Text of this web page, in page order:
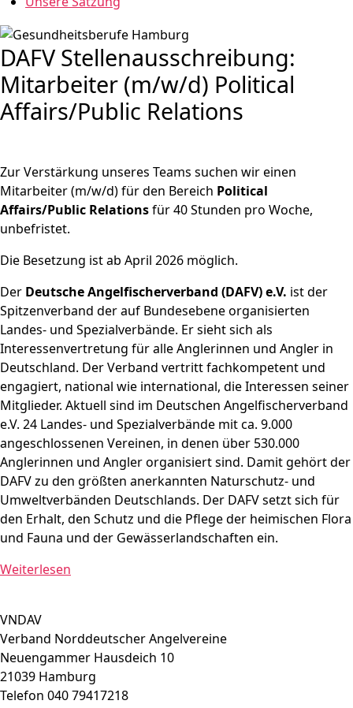
DAFV Stellenausschreibung:
Mitarbeiter (m/w/d) Political
Affairs/Public Relations
Zur Verstärkung unseres Teams suchen wir einen
Mitarbeiter (m/w/d) für den Bereich Political
Affairs/Public Relationsfür 40 Stunden pro Woche,
unbefristet.
Die Besetzung ist ab April 2026 möglich.
Der Deutsche Angelfischerverband (DAFV) e.V. ist der
Spitzenverband der auf Bundesebene organisierten
Landes- und Spezialverbände. Er sieht sich als
Interessenvertretung für alle Anglerinnen und Angler in
Deutschland. Der Verband vertritt fachkompetent und
engagiert, national wie international, die Interessen seiner
Mitglieder. Aktuell sind im Deutschen Angelfischerverband
e.V. 24 Landes- und Spezialverbände mit ca. 9.000
angeschlossenen Vereinen, in denen über 530.000
Anglerinnen und Angler organisiert sind. Damit gehört der
DAFV zu den größten anerkannten Naturschutz- und
Umweltverbänden Deutschlands. Der DAFV setzt sich für
den Erhalt, den Schutz und die Pflege der heimischen Flora
und Fauna und der Gewässerlandschaften ein.
Weiterlesen
VNDAV
Verband Norddeutscher Angelvereine
Neuengammer Hausdeich 10
21039 Hamburg
Telefon 040 79417218